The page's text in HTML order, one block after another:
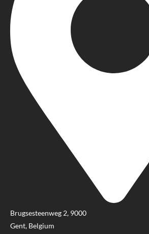
Brugsesteenweg 2, 9000
Gent, Belgium